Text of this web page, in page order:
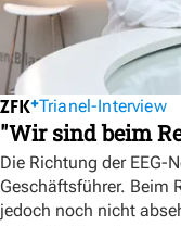
Trianel-Interview
"Wir sind beim
Die Richtung der EEG-
Geschäftsführer. Beim
jedoch noch nicht